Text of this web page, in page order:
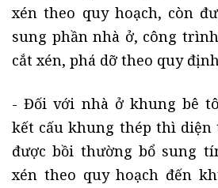
xén theo quy hoạch, còn
sung phần nhà ở, công
cắt xén, phá dỡ theo quy
- Đối với nhà ở khung bê
kết cấu khung thép thì diện
được bồi thường bổ sung
xén theo quy hoạch đến